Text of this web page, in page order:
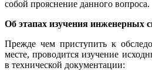
собой прояснение данного вопроса.
Об этапах изучения инженерных
Прежде чем приступить к
месте, проводится изучение
в технической документации: